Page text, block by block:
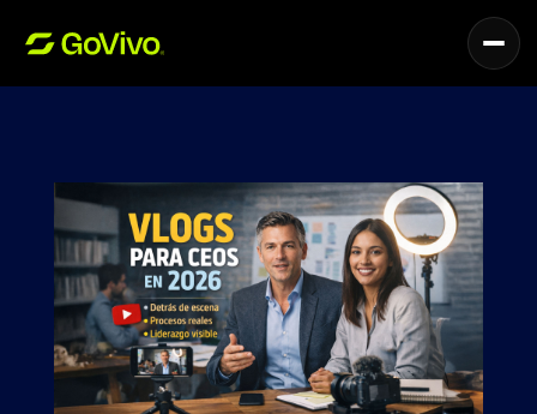
Servicios